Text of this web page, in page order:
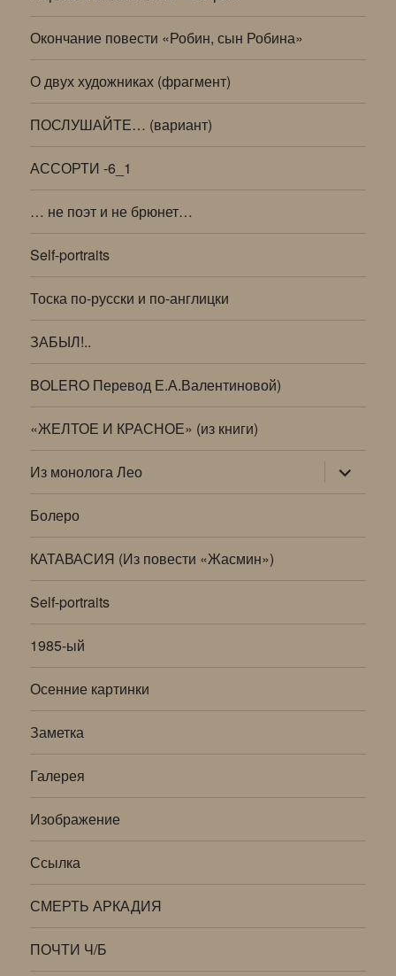
Окончание повести «Робин, сын Робина»
О двух художниках (фрагмент)
ПОСЛУШАЙТЕ… (вариант)
АССОРТИ -6_1
… не поэт и не брюнет…
Self-portraits
Тоска по-русски и по-англицки
ЗАБЫЛ!..
BOLERO Перевод Е.А.Валентиновой)
«ЖЕЛТОЕ И КРАСНОЕ» (из книги)
Из монолога Лео раскрыть
дочернее
меню
Болеро
КАТАВАСИЯ (Из повести «Жасмин»)
Self-portraits
1985-ый
Осенние картинки
Заметка
Галерея
Изображение
Ссылка
СМЕРТЬ АРКАДИЯ
ПОЧТИ Ч/Б